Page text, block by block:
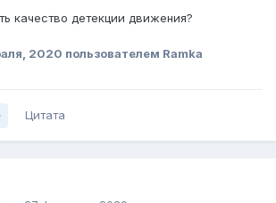
качество детекции движения?
2020 пользователем Ramka
Цитата